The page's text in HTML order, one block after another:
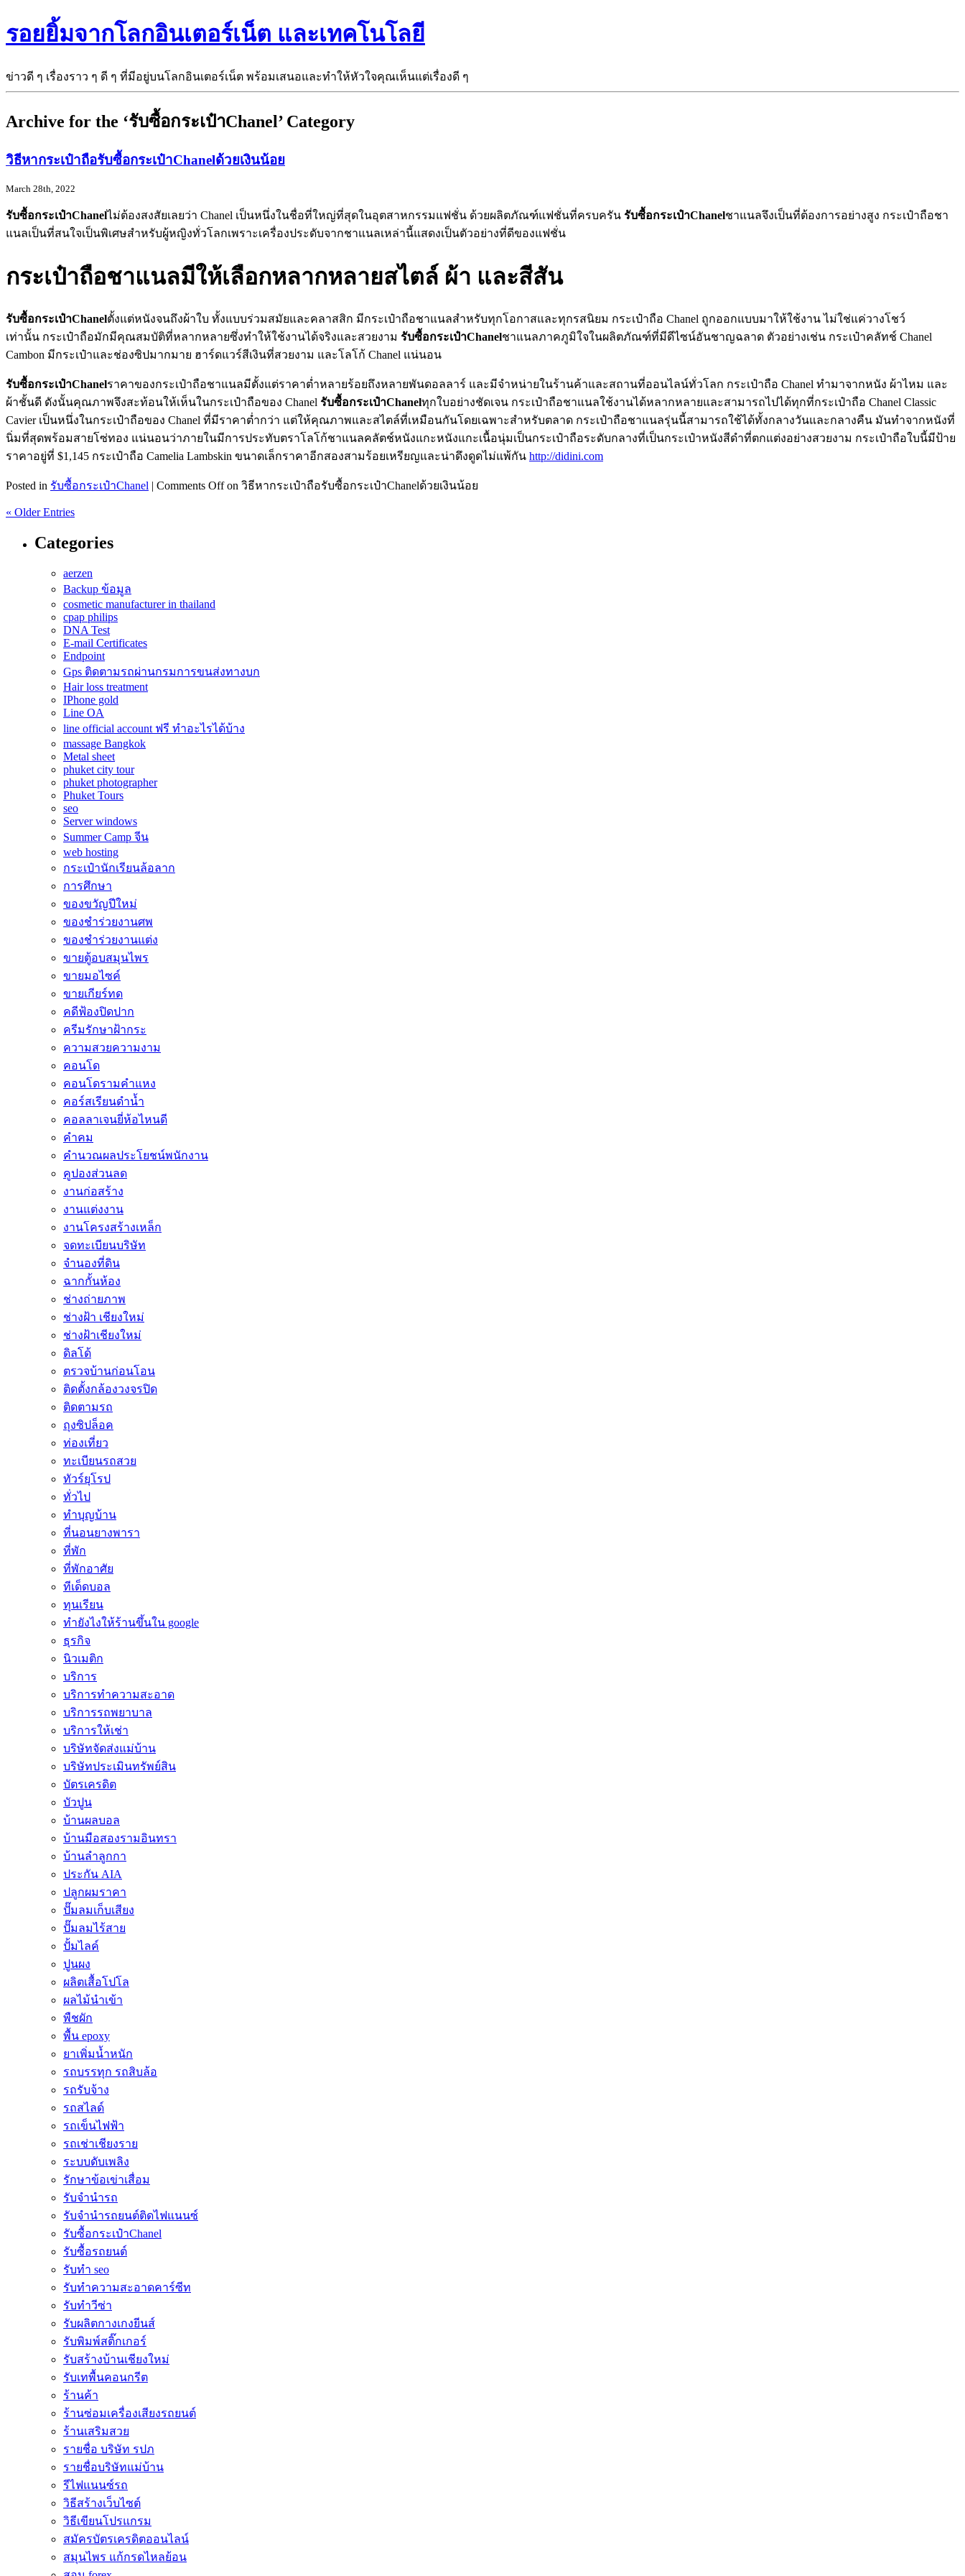
รอยยิ้มจากโลกอินเตอร์เน็ต และเทคโนโลยี
ข่าวดี ๆ เรื่องราว ๆ ดี ๆ ที่มีอยู่บนโลกอินเตอร์เน็ต พร้อมเสนอและทำให้หัวใจคุณเห็นแต่เรื่องดี ๆ
Archive for the ‘รับซื้อกระเป๋าChanel’ Category
วิธีหากระเป๋าถือรับซื้อกระเป๋าChanelด้วยเงินน้อย
March 28th, 2022
รับซื้อกระเป๋าChanelไม่ต้องสงสัยเลยว่า Chanel เป็นหนึ่งในชื่อที่ใหญ่ที่สุดในอุตสาหกรรมแฟชั่น ด้วยผลิตภัณฑ์แฟชั่นที่ครบครัน รับซื้อกระเป๋าChanelชาแนลจึงเป็นที่ต้องการอย่างสูง กระเป๋าถือชา
แนลเป็นที่สนใจเป็นพิเศษสำหรับผู้หญิงทั่วโลกเพราะเครื่องประดับจากชาแนลเหล่านี้แสดงเป็นตัวอย่างที่ดีของแฟชั่น
กระเป๋าถือชาแนลมีให้เลือกหลากหลายสไตล์ ผ้า และสีสัน
รับซื้อกระเป๋าChanelตั้งแต่หนังจนถึงผ้าใบ ทั้งแบบร่วมสมัยและคลาสสิก มีกระเป๋าถือชาแนลสำหรับทุกโอกาสและทุกรสนิยม กระเป๋าถือ Chanel ถูกออกแบบมาให้ใช้งาน ไม่ใช่แค่วางโชว์
เท่านั้น กระเป๋าถือมักมีคุณสมบัติที่หลากหลายซึ่งทำให้ใช้งานได้จริงและสวยงาม รับซื้อกระเป๋าChanelชาแนลภาคภูมิใจในผลิตภัณฑ์ที่มีดีไซน์อันชาญฉลาด ตัวอย่างเช่น กระเป๋าคลัทช์ Chanel
Cambon มีกระเป๋าและช่องซิปมากมาย ฮาร์ดแวร์สีเงินที่สวยงาม และโลโก้ Chanel แน่นอน
รับซื้อกระเป๋าChanelราคาของกระเป๋าถือชาแนลมีตั้งแต่ราคาต่ำหลายร้อยถึงหลายพันดอลลาร์ และมีจำหน่ายในร้านค้าและสถานที่ออนไลน์ทั่วโลก กระเป๋าถือ Chanel ทำมาจากหนัง ผ้าไหม และ
ผ้าชั้นดี ดังนั้นคุณภาพจึงสะท้อนให้เห็นในกระเป๋าถือของ Chanel รับซื้อกระเป๋าChanelทุกใบอย่างชัดเจน กระเป๋าถือชาแนลใช้งานได้หลากหลายและสามารถไปได้ทุกที่กระเป๋าถือ Chanel Classic
Cavier เป็นหนึ่งในกระเป๋าถือของ Chanel ที่มีราคาต่ำกว่า แต่ให้คุณภาพและสไตล์ที่เหมือนกันโดยเฉพาะสำหรับตลาด กระเป๋าถือชาแนลรุ่นนี้สามารถใช้ได้ทั้งกลางวันและกลางคืน มันทำจากหนังที่
นิ่มที่สุดพร้อมสายโซ่ทอง แน่นอนว่าภายในมีการประทับตราโลโก้ชาแนลคลัตช์หนังแกะหนังแกะเนื้อนุ่มเป็นกระเป๋าถือระดับกลางที่เป็นกระเป๋าหนังสีดำที่ตกแต่งอย่างสวยงาม กระเป๋าถือใบนี้มีป้าย
ราคาอยู่ที่ $1,145 กระเป๋าถือ Camelia Lambskin ขนาดเล็กราคาอีกสองสามร้อยเหรียญและน่าดึงดูดไม่แพ้กัน http://didini.com
Posted in รับซื้อกระเป๋าChanel | Comments Offon วิธีหากระเป๋าถือรับซื้อกระเป๋าChanelด้วยเงินน้อย
« Older Entries
Categories
aerzen
Backup ข้อมูล
cosmetic manufacturer in thailand
cpap philips
DNA Test
E-mail Certificates
Endpoint
Gps ติดตามรถผ่านกรมการขนส่งทางบก
Hair loss treatment
IPhone gold
Line OA
line official account ฟรี ทําอะไรได้บ้าง
massage Bangkok
Metal sheet
phuket city tour
phuket photographer
Phuket Tours
seo
Server windows
Summer Camp จีน
web hosting
กระเป๋านักเรียนล้อลาก
การศึกษา
ของขวัญปีใหม่
ของชำร่วยงานศพ
ของชำร่วยงานแต่ง
ขายตู้อบสมุนไพร
ขายมอไซค์
ขายเกียร์ทด
คดีฟ้องปิดปาก
ครีมรักษาฝ้ากระ
ความสวยความงาม
คอนโด
คอนโดรามคำแหง
คอร์สเรียนดำน้ำ
คอลลาเจนยี่ห้อไหนดี
คำคม
คำนวณผลประโยชน์พนักงาน
คูปองส่วนลด
งานก่อสร้าง
งานแต่งงาน
งานโครงสร้างเหล็ก
จดทะเบียนบริษัท
จำนองที่ดิน
ฉากกั้นห้อง
ช่างถ่ายภาพ
ช่างฝ้า เชียงใหม่
ช่างฝ้าเชียงใหม่
ดิลโด้
ตรวจบ้านก่อนโอน
ติดตั้งกล้องวงจรปิด
ติดตามรถ
ถุงซิปล็อค
ท่องเที่ยว
ทะเบียนรถสวย
ทัวร์ยุโรป
ทั่วไป
ทำบุญบ้าน
ที่นอนยางพารา
ที่พัก
ที่พักอาศัย
ทีเด็ดบอล
ทุนเรียน
ทํายังไงให้ร้านขึ้นใน google
ธุรกิจ
นิวเมติก
บริการ
บริการทำความสะอาด
บริการรถพยาบาล
บริการให้เช่า
บริษัทจัดส่งแม่บ้าน
บริษัทประเมินทรัพย์สิน
บัตรเครดิต
บัวปูน
บ้านผลบอล
บ้านมือสองรามอินทรา
บ้านลำลูกกา
ประกัน AIA
ปลูกผมราคา
ปั๊มลมเก็บเสียง
ปั๊มลมไร้สาย
ปั้มไลค์
ปูนผง
ผลิตเสื้อโปโล
ผลไม้นำเข้า
พืชผัก
พื้น epoxy
ยาเพิ่มน้ำหนัก
รถบรรทุก รถสิบล้อ
รถรับจ้าง
รถสไลด์
รถเข็นไฟฟ้า
รถเช่าเชียงราย
ระบบดับเพลิง
รักษาข้อเข่าเสื่อม
รับจำนำรถ
รับจํานํารถยนต์ติดไฟแนนซ์
รับซื้อกระเป๋าChanel
รับซื้อรถยนต์
รับทำ seo
รับทำความสะอาดคาร์ซีท
รับทำวีซ่า
รับผลิตกางเกงยีนส์
รับพิมพ์สติ๊กเกอร์
รับสร้างบ้านเชียงใหม่
รับเทพื้นคอนกรีต
ร้านค้า
ร้านซ่อมเครื่องเสียงรถยนต์
ร้านเสริมสวย
รายชื่อ บริษัท รปภ
รายชื่อบริษัทแม่บ้าน
รีไฟแนนซ์รถ
วิธีสร้างเว็บไซต์
วิธีเขียนโปรแกรม
สมัครบัตรเครดิตออนไลน์
สมุนไพร แก้กรดไหลย้อน